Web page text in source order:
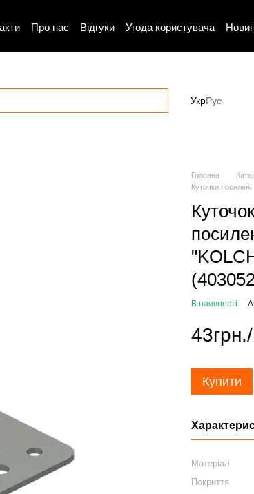
Про нас Відгуки Угода користувача
УкрРус
Головна
Куточки посилені
В наявності
Купити
Матеріал
Покриття